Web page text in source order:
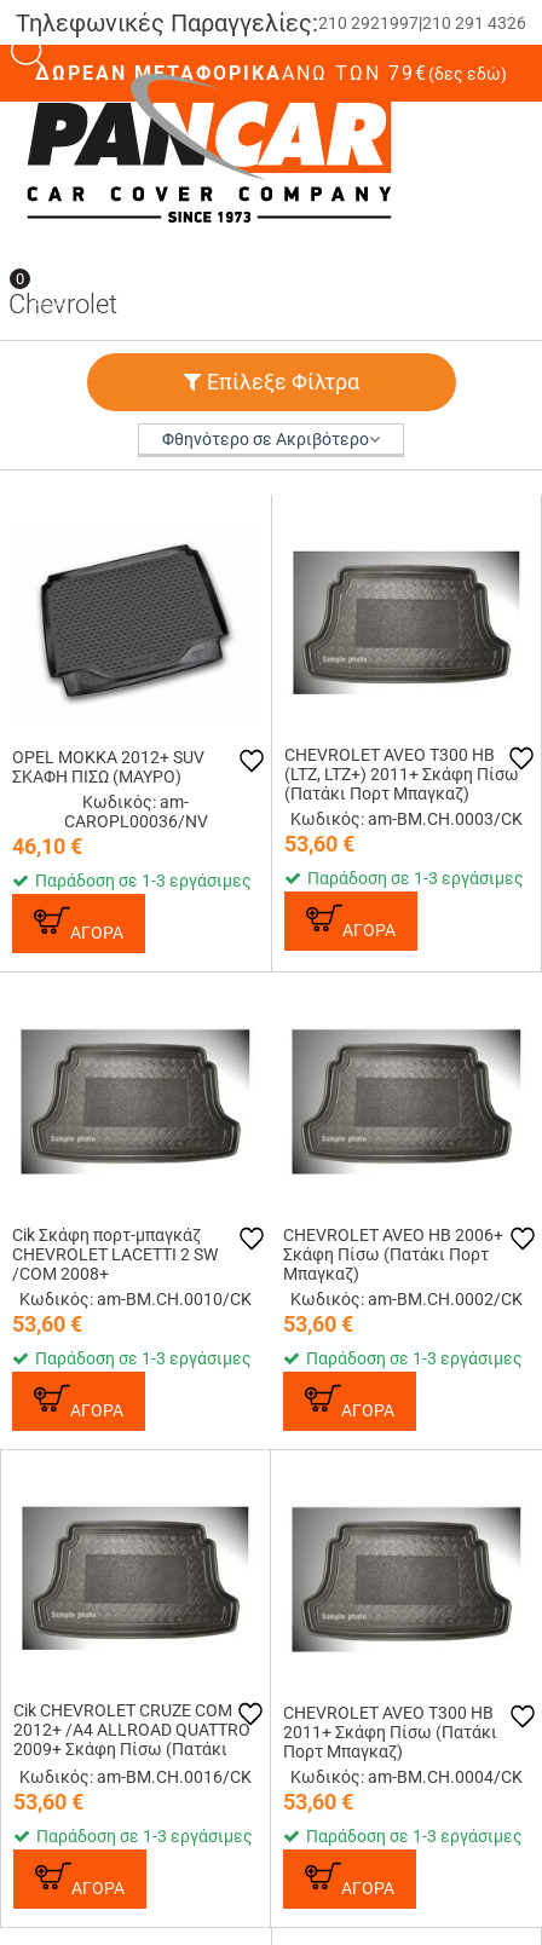
Τηλεφωνικές Παραγγελίες:210 2921997|210 291 4326
ΔΩΡΕΑΝ ΜΕΤΑΦΟΡΙΚΑΆΝΩ ΤΩΝ 79€(δες εδώ)
0
Chevrolet
Επίλεξε Φίλτρα
Φθηνότερο σε Ακριβότερο
OPEL MOKKA 2012+ SUV
ΣΚΑΦΗ ΠΙΣΩ (ΜΑΥΡΟ)
Κωδικός: am-
CAROPL00036/NV
46,10€
Παράδοση σε 1-3 εργάσιμες
ΑΓΟΡΑ
CHEVROLET AVEO T300 HB
(LTZ, LTZ+) 2011+ Σκάφη Πίσω
(Πατάκι Πορτ Μπαγκαζ)
Κωδικός: am-BM.CH.0003/CK
53,60€
Παράδοση σε 1-3 εργάσιμες
ΑΓΟΡΑ
Cik Σκάφη πορτ-μπαγκάζ
CHEVROLET LACETTI 2 SW
/COM 2008+
Κωδικός: am-BM.CH.0010/CK
53,60€
Παράδοση σε 1-3 εργάσιμες
ΑΓΟΡΑ
CHEVROLET AVEO HB 2006+
Σκάφη Πίσω (Πατάκι Πορτ
Μπαγκαζ)
Κωδικός: am-BM.CH.0002/CK
53,60€
Παράδοση σε 1-3 εργάσιμες
ΑΓΟΡΑ
Cik CHEVROLET CRUZE COM
2012+ /A4 ALLROAD QUATTRO
2009+ Σκάφη Πίσω (Πατάκι
Πορτ Μπαγκαζ)
Κωδικός: am-BM.CH.0016/CK
53,60€
Παράδοση σε 1-3 εργάσιμες
ΑΓΟΡΑ
CHEVROLET AVEO T300 HB
2011+ Σκάφη Πίσω (Πατάκι
Πορτ Μπαγκαζ)
Κωδικός: am-BM.CH.0004/CK
53,60€
Παράδοση σε 1-3 εργάσιμες
ΑΓΟΡΑ